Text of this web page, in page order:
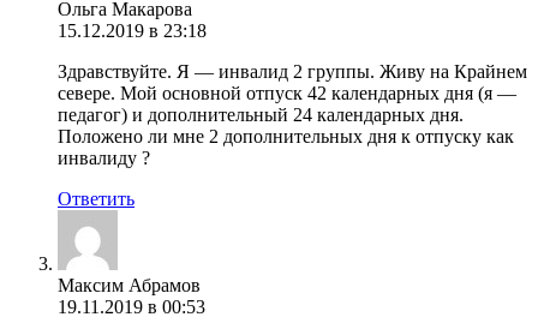
Ольга Макарова
15.12.2019 в 23:18
Здравствуйте. Я — инвалид 2 группы. Живу на Крайнем
севере. Мой основной отпуск 42 календарных дня (я —
педагог) и дополнительный 24 календарных дня.
Положено ли мне 2 дополнительных дня к отпуску как
инвалиду ?
Ответить
Максим Абрамов
19.11.2019 в 00:53